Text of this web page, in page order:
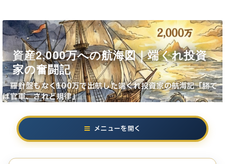
資産2,000万への航海図｜端くれ投資
家の奮闘記
羅針盤もなく100万で出航した端くれ投資家の航海記「勝て
ば官軍、されど規律」
メニューを開く